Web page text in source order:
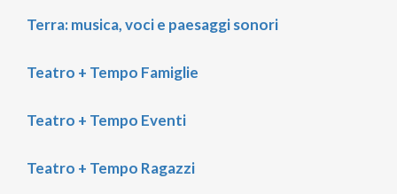
Terra: musica, voci e paesaggi sonori
Teatro + Tempo Famiglie
Teatro + Tempo Eventi
Teatro + Tempo Ragazzi